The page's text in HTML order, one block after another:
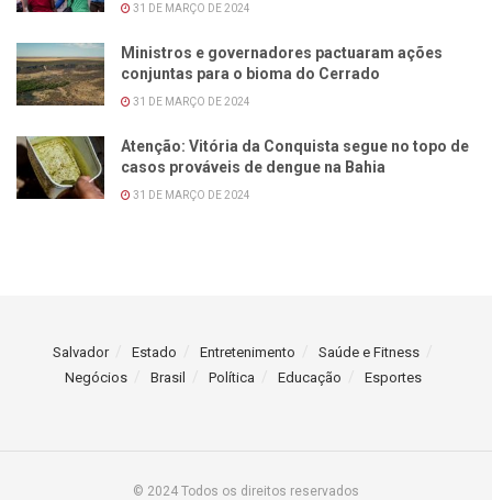
31 DE MARÇO DE 2024
Ministros e governadores pactuaram ações
conjuntas para o bioma do Cerrado
31 DE MARÇO DE 2024
Atenção: Vitória da Conquista segue no topo de
casos prováveis de dengue na Bahia
31 DE MARÇO DE 2024
Salvador Estado Entretenimento
Saúde e Fitness
Negócios
Brasil Política Educação Esportes
© 2024 Todos os direitos reservados